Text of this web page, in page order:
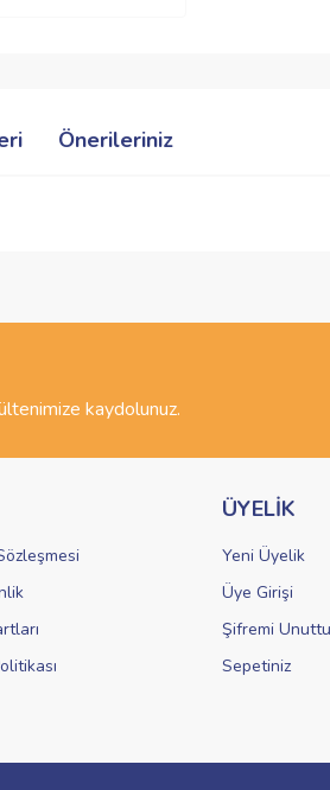
Önerileriniz
kaydolunuz.
ÜYELİK
Yeni Üyelik
Üye Girişi
Şifremi
Sepetiniz